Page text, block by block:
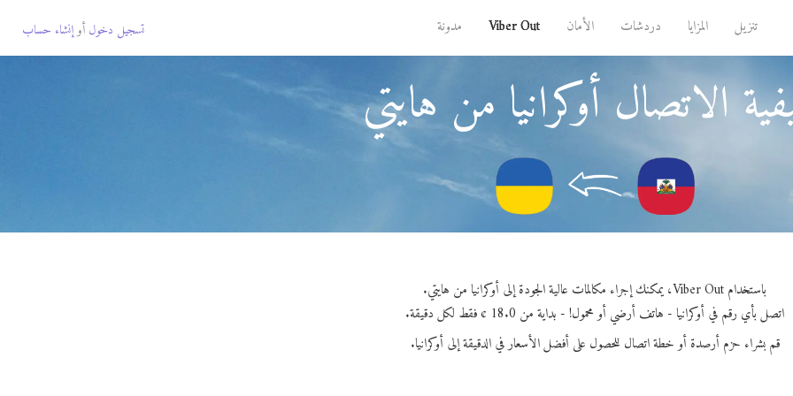
تنزيل المزايا دردشات الأمان Viber Out مدونة تسجيل دخول أوإنشاء حساب
الاتصال أوكرانيا من هايتي
باستخدام Viber Out، يمكنك إجراء مكالمات عالية الجودة إلى أوكرانيا من هايتي.
اتصل بأي رقم في أوكرانيا - هاتف أرضي أو محمول! - بداية من 18.0 ¢ فقط لكل دقيقة.
قم بشراء حزم أرصدة أو خطة اتصال للحصول على أفضل الأسعار في الدقيقة إلى أوكرانيا.